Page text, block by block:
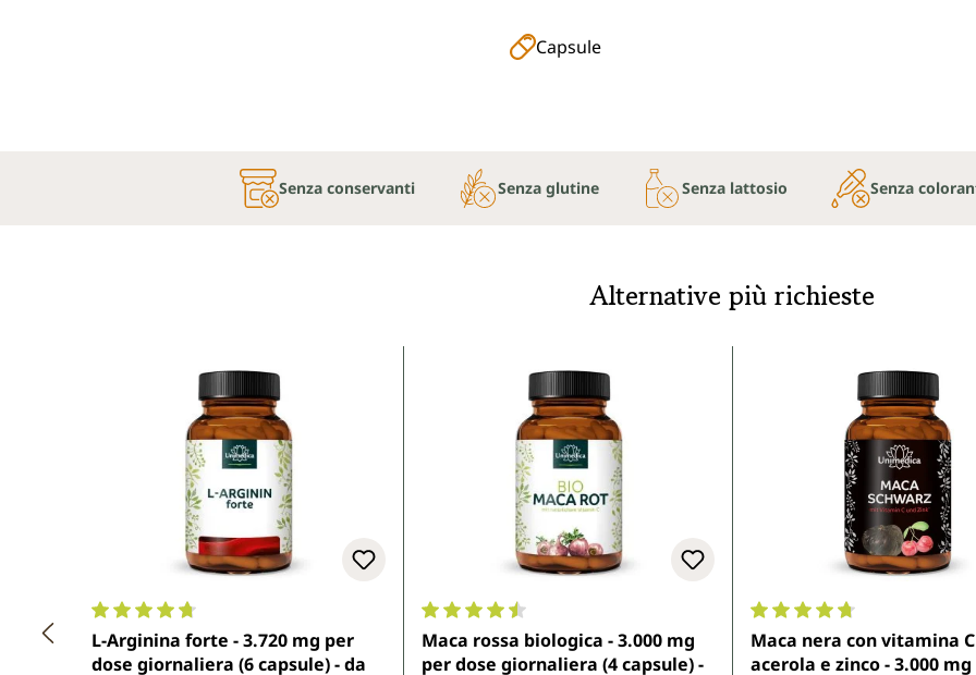
Capsule
Senza conservanti Senza glutine Senza lattosio Senza
Alternative più richieste
Valutazione media di 4.7 su 5 stelle
L-Arginina forte - 3.720 mg per
dose giornaliera (6 capsule) - da
Valutazione media di 4.6 su 5 stelle
Maca rossa biologica - 3.000 mg
per dose giornaliera (4 capsule) -
Valutazione media di 4.7 su
Maca nera con vitamina
acerola e zinco - 3.000